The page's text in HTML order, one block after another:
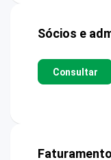
Sócios e
Consultar